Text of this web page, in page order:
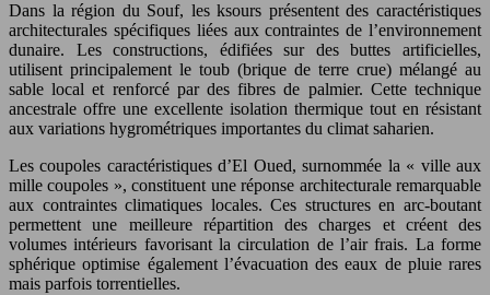
Dans la région du Souf, les ksours présentent des caractéristiques
architecturales spécifiques liées aux contraintes de l’environnement
dunaire. Les constructions, édifiées sur des buttes artificielles,
utilisent principalement le toub (brique de terre crue) mélangé au
sable local et renforcé par des fibres de palmier. Cette technique
ancestrale offre une excellente isolation thermique tout en résistant
aux variations hygrométriques importantes du climat saharien.
Les coupoles caractéristiques d’El Oued, surnommée la « ville aux
mille coupoles », constituent une réponse architecturale remarquable
aux contraintes climatiques locales. Ces structures en arc-boutant
permettent une meilleure répartition des charges et créent des
volumes intérieurs favorisant la circulation de l’air frais. La forme
sphérique optimise également l’évacuation des eaux de pluie rares
mais parfois torrentielles.